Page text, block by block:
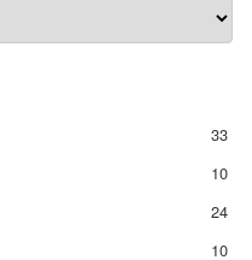
33
10
24
10